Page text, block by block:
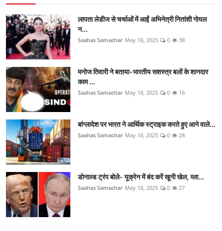
लापता लेडीज से चर्चाओं में आईं अभिनेत्री नितांशी गोयल
न...
Saahas Samachar May 18, 2025 0 38
मनोज तिवारी ने बताया-भारतीय सशस्त्र बलों के शानदार
काम ...
Saahas Samachar May 18, 2025 0 16
बांग्लादेश पर भारत ने आर्थिक स्ट्राइक करते हुए आने वाले...
Saahas Samachar May 18, 2025 0 28
डोनाल्ड ट्रंप बोले- यूक्रेन में बंद करें खूनी खेल, व्ला...
Saahas Samachar May 18, 2025 0 27